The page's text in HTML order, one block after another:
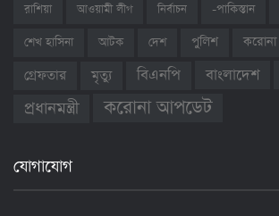
রাশিয়া
আওয়ামী লীগ নির্বাচন -পাকিস্তান
শেখ হাসিনা আটক দেশ পুলিশ করোনা
গ্রেফতার
মৃত্যু বিএনপি বাংলাদেশ
প্রধানমন্ত্রী করোনা আপডেট
যোগাযোগ